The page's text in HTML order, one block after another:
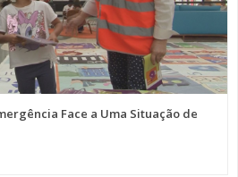
Face a Uma Situação de